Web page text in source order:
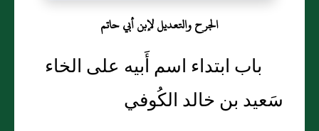
الجرح والتعديل لإبن أبي حاتم
باب ابتداء اسم أَبيه على الخاء
سَعيد بن خالد الكُوفي